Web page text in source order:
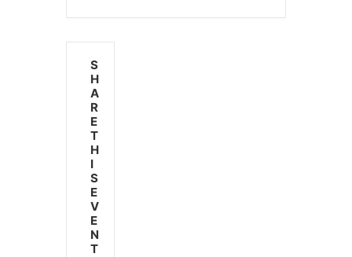
S
H
A
R
E
T
H
I
S
E
V
E
N
T